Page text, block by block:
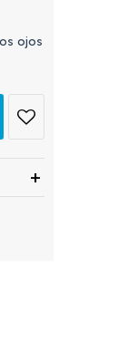
ojos